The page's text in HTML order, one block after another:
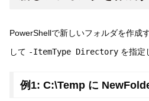
PowerShellで新しいフォルダを作成
して -ItemType Directory を指定
例1: C:\Temp に